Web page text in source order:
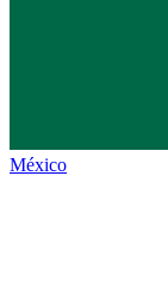
México